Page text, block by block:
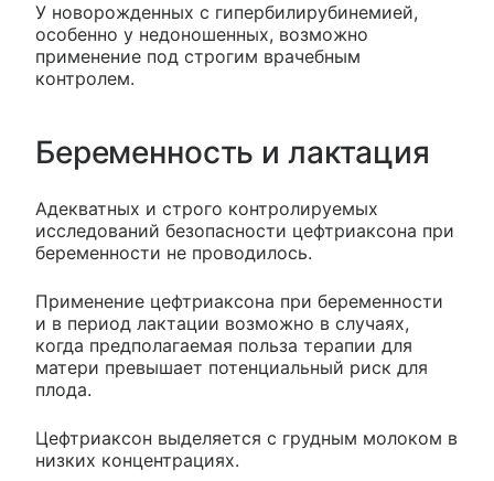
У новорожденных с гипербилирубинемией,
особенно у недоношенных, возможно
применение под строгим врачебным
контролем.
Беременность и лактация
Адекватных и строго контролируемых
исследований безопасности цефтриаксона при
беременности не проводилось.
Применение цефтриаксона при беременности
и в период лактации возможно в случаях,
когда предполагаемая польза терапии для
матери превышает потенциальный риск для
плода.
Цефтриаксон выделяется с грудным молоком в
низких концентрациях.